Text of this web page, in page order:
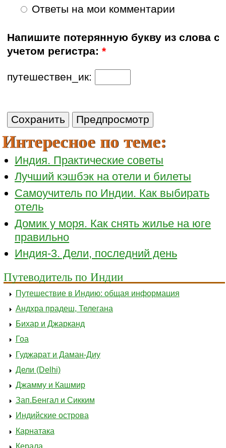
Ответы на мои комментарии
Напишите потерянную букву из слова с
учетом регистра:*
путешествен_ик:
Интересное по теме:
Индия. Практические советы
Лучший кэшбэк на отели и билеты
Самоучитель по Индии. Как выбирать
отель
Домик у моря. Как снять жилье на юге
правильно
Индия-3. Дели, последний день
Путеводитель по Индии
Путешествие в Индию: общая информация
Андхра прадеш, Телегана
Бихар и Джарканд
Гоа
Гуджарат и Даман-Диу
Дели (Delhi)
Джамму и Кашмир
Зап.Бенгал и Сикким
Индийские острова
Карнатака
Керала